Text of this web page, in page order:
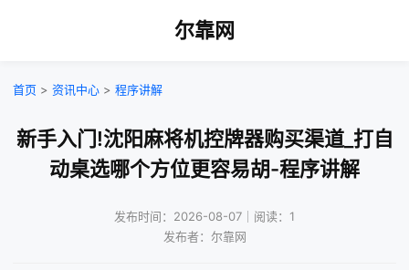
尔靠网
首页 > 资讯中心 > 程序讲解
新手入门!沈阳麻将机控牌器购买渠道_打自
动桌选哪个方位更容易胡-程序讲解
发布时间：2026-08-07｜阅读：1
发布者：尔靠网